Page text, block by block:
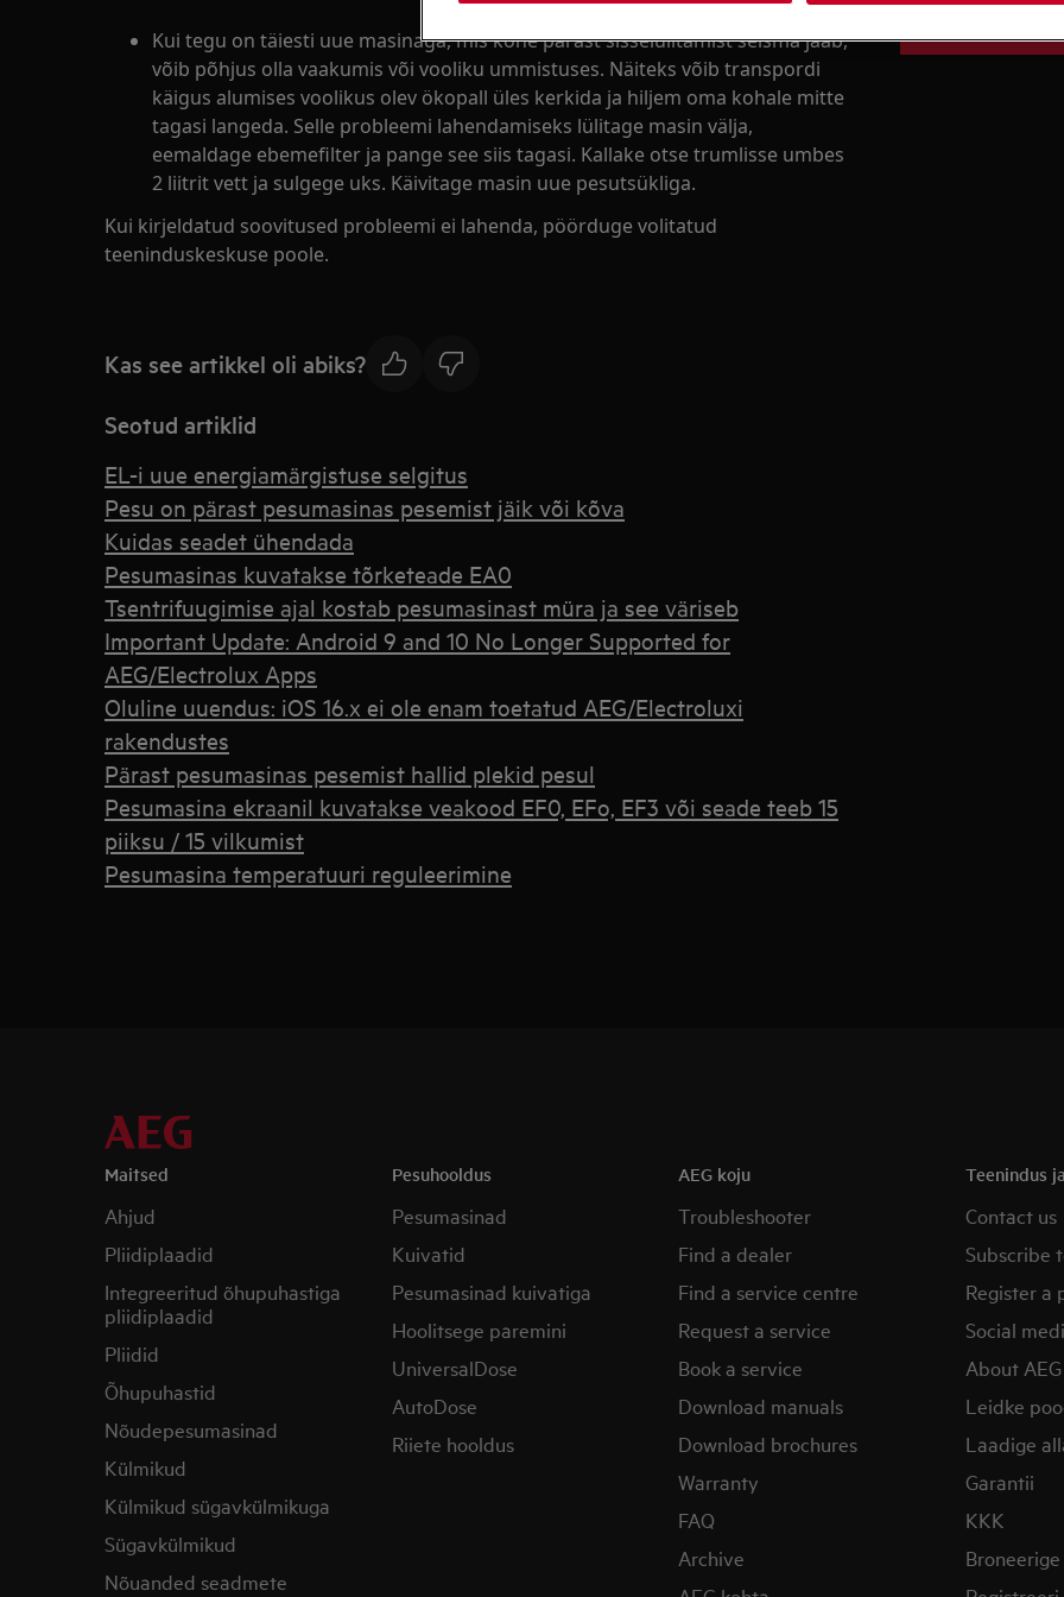
Kui tegu on täiesti uue masinaga, mis kohe pärast sisselülitamist seisma jääb,
võib põhjus olla vaakumis või vooliku ummistuses. Näiteks võib transpordi
käigus alumises voolikus olev ökopall üles kerkida ja hiljem oma kohale mitte
tagasi langeda. Selle probleemi lahendamiseks lülitage masin välja,
eemaldage ebemefilter ja pange see siis tagasi. Kallake otse trumlisse umbes
2 liitrit vett ja sulgege uks. Käivitage masin uue pesutsükliga.
Kui kirjeldatud soovitused probleemi ei lahenda, pöörduge volitatud
teeninduskeskuse poole.
Kas see artikkel oli abiks?
Seotud artiklid
EL-i uue energiamärgistuse selgitus
Pesu on pärast pesumasinas pesemist jäik või kõva
Kuidas seadet ühendada
Pesumasinas kuvatakse tõrketeade EA0
Tsentrifuugimise ajal kostab pesumasinast müra ja see väriseb
Important Update: Android 9 and 10 No Longer Supported for
AEG/Electrolux Apps
Oluline uuendus: iOS 16.x ei ole enam toetatud AEG/Electroluxi
rakendustes
Pärast pesumasinas pesemist hallid plekid pesul
Pesumasina ekraanil kuvatakse veakood EF0, EFo, EF3 või seade teeb 15
piiksu / 15 vilkumist
Pesumasina temperatuuri reguleerimine
Maitsed
Ahjud
Pliidiplaadid
Integreeritud õhupuhastiga
pliidiplaadid
Pliidid
Õhupuhastid
Nõudepesumasinad
Külmikud
Külmikud sügavkülmikuga
Sügavkülmikud
Nõuanded seadmete
Pesuhooldus
Pesumasinad
Kuivatid
Pesumasinad kuivatiga
Hoolitsege paremini
UniversalDose
AutoDose
Riiete hooldus
AEG koju
Troubleshooter
Find a dealer
Find a service centre
Request a service
Book a service
Download manuals
Download brochures
Warranty
FAQ
Archive
Teenindus
Contact us
Subscribe
Register a
Social
About AEG
Leidke
Laadige
Garantii
KKK